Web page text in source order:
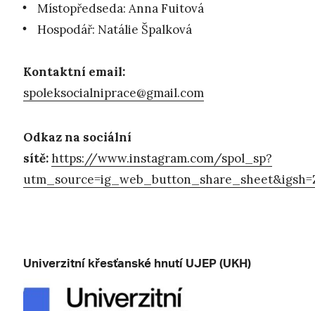
Místopředseda: Anna Fuitová
Hospodář: Natálie Špalková
Kontaktní email:
spoleksocialniprace@gmail.com
Odkaz na sociální
sítě:https://www.instagram.com/spol_sp?
Univerzitní křesťanské hnutí UJEP (UKH)